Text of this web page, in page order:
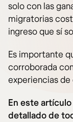
solo con las
migratorias
ingreso que sí
Es importante
corroborada
experiencias
En este
detallado de